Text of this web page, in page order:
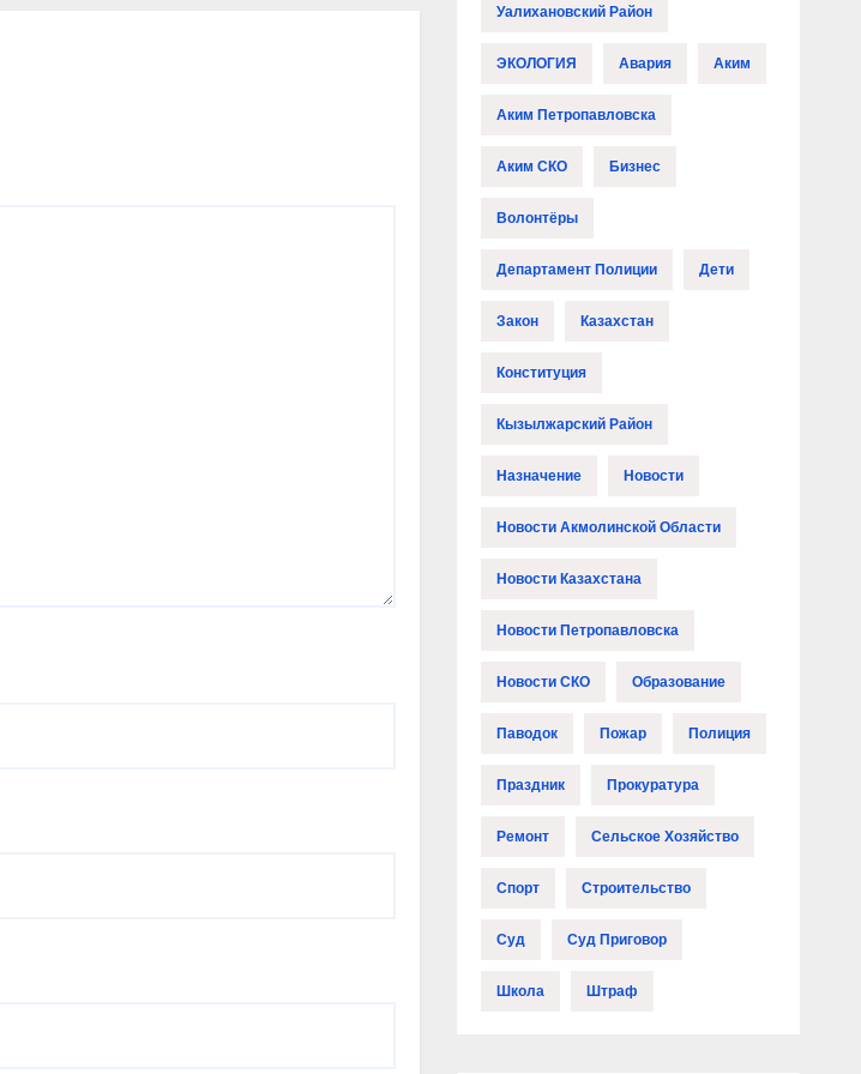
Уалихановский Район
ЭКОЛОГИЯ Авария Аким
Аким Петропавловска
Аким СКО Бизнес
Волонтёры
Департамент Полиции Дети
Закон Казахстан
Конституция
Кызылжарский Район
Назначение Новости
Новости Акмолинской Области
Новости Казахстана
Новости Петропавловска
Новости СКО Образование
Паводок Пожар Полиция
Праздник Прокуратура
Ремонт Сельское Хозяйство
Спорт Строительство
Суд Суд Приговор
Школа Штраф